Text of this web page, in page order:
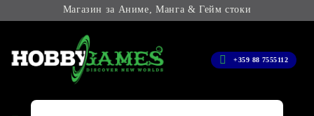
Магазин за Аниме, Манга & Гейм стоки
+359 88 7555112